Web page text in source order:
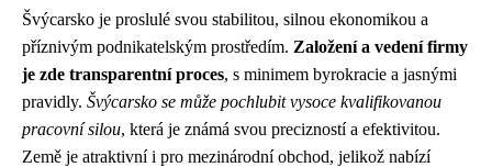
Švýcarsko je proslulé svou stabilitou, silnou ekonomikou a
příznivým podnikatelským prostředím. Založení a vedení firmy
je zde transparentní proces, s minimem byrokracie a jasnými
pravidly. Švýcarsko se může pochlubit vysoce kvalifikovanou
pracovní silou, která je známá svou precizností a efektivitou.
Země je atraktivní i pro mezinárodní obchod, jelikož nabízí